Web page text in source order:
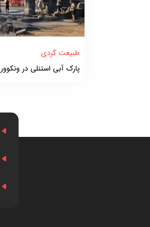
طبیعت گردی
پارک آبی استنلی در ونکوور